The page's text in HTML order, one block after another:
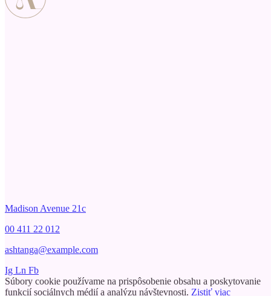
Madison Avenue 21c
00 411 22 012
ashtanga@example.com
Ig Ln Fb
Súbory cookie používame na prispôsobenie obsahu a poskytovanie
funkcií sociálnych médií a analýzu návštevnosti. Zistiť viac